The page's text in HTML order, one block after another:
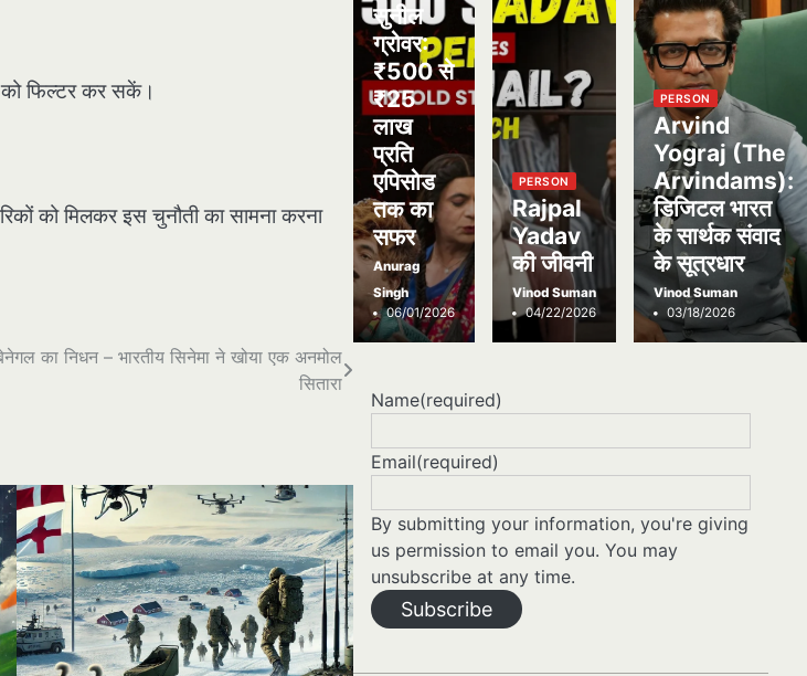
फिल्टर कर सकें।
को मिलकर इस चुनौती का सामना करना
का निधन – भारतीय सिनेमा ने खोया एक अनमोल
सितारा
सुनील
ग्रोवर:
₹500 से
₹25
लाख
प्रति
एपिसोड
तक का
सफर
Anurag
Singh
06/01/2026
PERSON
Rajpal
Yadav
की जीवनी
Vinod Suman
04/22/2026
PERSON
Arvind
Yograj (The
Arvindams):
डिजिटल भारत
के सार्थक संवाद
के सूत्रधार
Vinod Suman
03/18/2026
Name(required)
Email(required)
By submitting your information, you're giving
us permission to email you. You may
unsubscribe at any time.
Subscribe